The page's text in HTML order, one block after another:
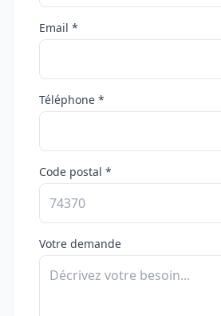
Email *
Téléphone *
Code postal *
Votre demande